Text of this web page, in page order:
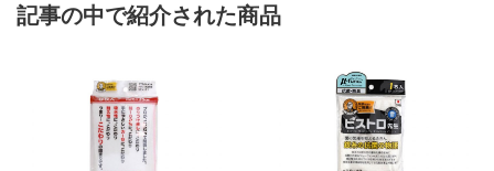
記事の中で紹介された商品